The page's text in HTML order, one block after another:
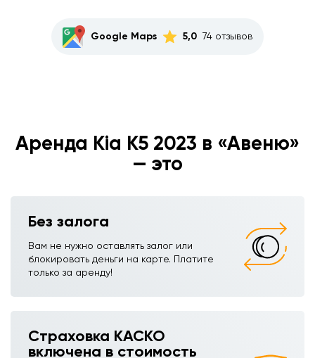
Google Maps 5,0 74 отзывов
Аренда Kia K5 2023 в «Авеню»
— это
Без залога
Вам не нужно оставлять залог или
блокировать деньги на карте. Платите
только за аренду!
Страховка КАСКО
включена в стоимость